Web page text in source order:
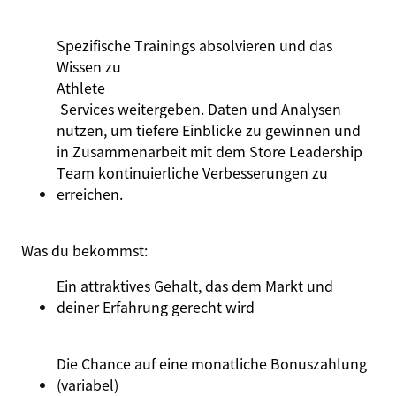
Spezifische Trainings absolvieren und das
Wissen zu
Athlete
Services weitergeben. Daten und Analysen
nutzen, um tiefere Einblicke zu gewinnen und
in Zusammenarbeit mit dem Store Leadership
Team kontinuierliche Verbesserungen zu
erreichen.
Was du bekommst:
Ein attraktives Gehalt, das dem Markt und
deiner Erfahrung gerecht wird
Die Chance auf eine monatliche Bonuszahlung
(variabel)